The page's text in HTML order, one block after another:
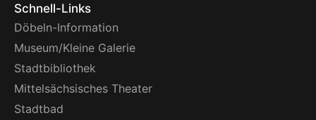
Schnell-Links
Döbeln-Information
Museum/Kleine Galerie
Stadtbibliothek
Mittelsächsisches Theater
Stadtbad